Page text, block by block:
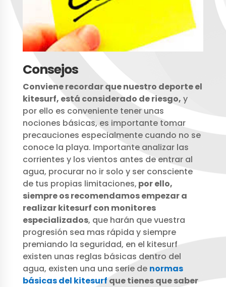
Consejos
Conviene recordar que nuestro deporte el
kitesurf, está considerado de riesgo, y
por ello es conveniente tener unas
nociones básicas, es importante tomar
precauciones especialmente cuando no se
conoce la playa. Importante analizar las
corrientes y los vientos antes de entrar al
agua, procurar no ir solo y ser consciente
de tus propias limitaciones, por ello,
siempre os recomendamos empezar a
realizar kitesurf con monitores
especializados, que harán que vuestra
progresión sea mas rápida y siempre
premiando la seguridad, en el kitesurf
existen unas reglas básicas dentro del
agua, existen una una serie de normas
básicas del kitesurf que tienes que saber